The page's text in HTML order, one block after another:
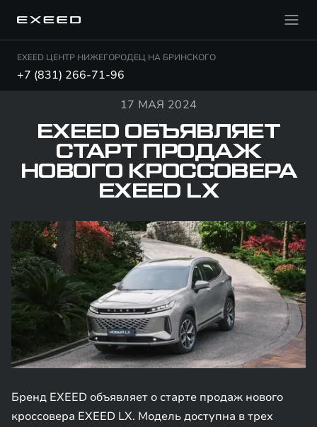
EXEED ЦЕНТР НИЖЕГОРОДЕЦ НА БРИНСКОГО
+7 (831) 266-71-96
17 МАЯ 2024
EXEED ОБЪЯВЛЯЕТ
СТАРТ ПРОДАЖ
НОВОГО КРОССОВЕРА
EXEED LX
Бренд EXEED объявляет о старте продаж нового
кроссовера EXEED LX. Модель доступна в трех